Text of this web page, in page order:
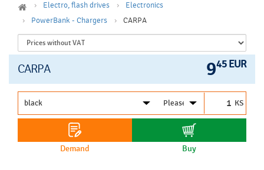
Electro, flash drives
Electronics
PowerBank - Chargers
CARPA
CARPA 945 EUR
KS
Demand Buy